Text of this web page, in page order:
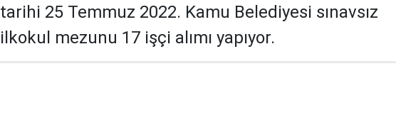
tarihi 25 Temmuz 2022. Kamu Belediyesi sınavsız
ilkokul mezunu 17 işçi alımı yapıyor.